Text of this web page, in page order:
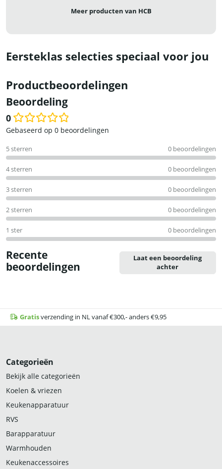
Meer producten van HCB
Eersteklas selecties speciaal voor jou
Productbeoordelingen
Beoordeling
0
Waardering
uit
5
Gebaseerd op 0 beoordelingen
5 sterren 0 beoordelingen
4 sterren 0 beoordelingen
3 sterren 0 beoordelingen
2 sterren 0 beoordelingen
1 ster 0 beoordelingen
Recente
beoordelingen
Laat een beoordeling
achter
Gratisverzending in NL vanaf €300,- anders €9,95
Categorieën
Bekijk alle categorieën
Koelen & vriezen
Keukenapparatuur
RVS
Barapparatuur
Warmhouden
Keukenaccessoires